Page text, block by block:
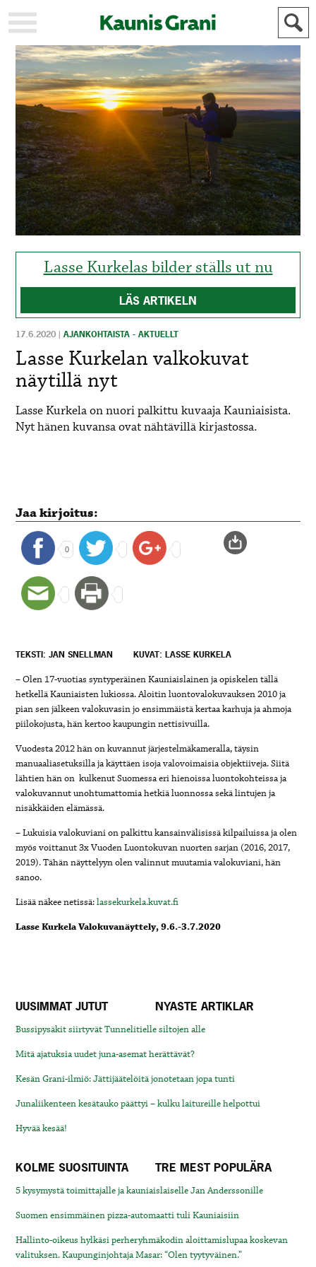
KAUPUNKI
STADEN
AJANKOHTAISTA
AKTUELLT
URHEILU
IDROTT
KULTTUURI
KULTUR
HISTORIA
HISTORIA
YLEINEN
ALLMÄN
MAINOSTAJILLE
FÖR
ANNONSÖRER
Lasse Kurkelas bilder ställs ut nu
LÄS ARTIKELN
17.6.2020 |AJANKOHTAISTA - AKTUELLT
Lasse Kurkelan valkokuvat
näytillä nyt
Lasse Kurkela on nuori palkittu kuvaaja Kauniaisista.
Nyt hänen kuvansa ovat nähtävillä kirjastossa.
Jaa kirjoitus:
0
TEKSTI: JAN SNELLMAN KUVAT: LASSE KURKELA
– Olen 17-vuotias syntyperäinen Kauniaislainen ja opiskelen tällä
hetkellä Kauniaisten lukiossa. Aloitin luontovalokuvauksen 2010 ja
pian sen jälkeen valokuvasin jo ensimmäistä kertaa karhuja ja ahmoja
piilokojusta, hän kertoo kaupungin nettisivuilla.
Vuodesta 2012 hän on kuvannut järjestelmäkameralla, täysin
manuaaliasetuksilla ja käyttäen isoja valovoimaisia objektiiveja. Siitä
lähtien hän on kulkenut Suomessa eri hienoissa luontokohteissa ja
valokuvannut unohtumattomia hetkiä luonnossa sekä lintujen ja
nisäkkäiden elämässä.
– Lukuisia valokuviani on palkittu kansainvälisissä kilpailuissa ja olen
myös voittanut 3x Vuoden Luontokuvan nuorten sarjan (2016, 2017,
2019). Tähän näyttelyyn olen valinnut muutamia valokuviani, hän
sanoo.
Lisää näkee netissä:lassekurkela.kuvat.fi
Lasse Kurkela Valokuvanäyttely,9.6.-3.7.2020
UUSIMMAT JUTUT NYASTE ARTIKLAR
Bussipysäkit siirtyvät Tunnelitielle siltojen alle
Mitä ajatuksia uudet juna-asemat herättävät?
Kesän Grani-ilmiö: Jättijäätelöitä jonotetaan jopa tunti
Junaliikenteen kesätauko päättyi – kulku laitureille helpottui
Hyvää kesää!
KOLME SUOSITUINTA TRE MEST POPULÄRA
5 kysymystä toimittajalle ja kauniaislaiselle Jan Anderssonille
Suomen ensimmäinen pizza-automaatti tuli Kauniaisiin
Hallinto-oikeus hylkäsi perheryhmäkodin aloittamislupaa koskevan
valituksen. Kaupunginjohtaja Masar: “Olen tyytyväinen.”